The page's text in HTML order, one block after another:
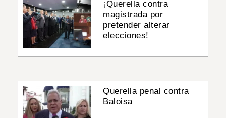
¡Querella contra
magistrada por
pretender alterar
elecciones!
Querella penal contra
Baloisa